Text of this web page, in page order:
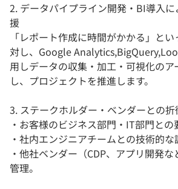
2. データパイプライン開発・BI導入
援
「レポート作成に時間がかかる」と
対し、Google
用しデータの収集・加工・可視化の
し、プロジェクトを推進します。
3. ステークホルダー・ベンダーとの
・お客様のビジネス部門・IT部門との
・社内エンジニアチームとの技術的な
・他社ベンダー（CDP、アプリ開発
管理。